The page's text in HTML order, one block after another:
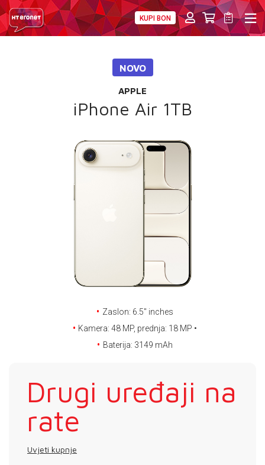
KUPI BON
PRIJENOS BROJA
TELEFONSKI IMENIK
NOVO
APPLE
iPhone Air 1TB
Zaslon: 6.5'' inches
Kamera: 48 MP, prednja: 18 MP •
Baterija: 3149 mAh
Drugi uređaji na
rate
Uvjeti kupnje